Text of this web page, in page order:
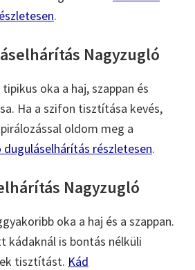
.
Nagyzugló
tipikus oka a haj, szappan és
Ha a szifon tisztítása kevés,
oldom meg a
duguláselhárítás részletesen.
Nagyzugló
oka a haj és a szappan.
kádaknál is bontás nélküli
tisztítást. Kád